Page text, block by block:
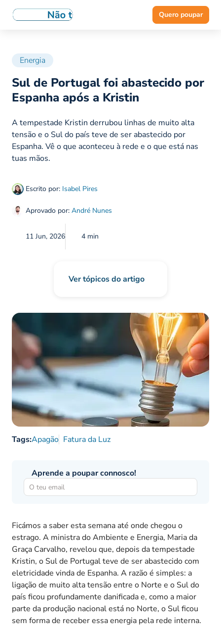
Quero poupar
Energia
Sul de Portugal foi abastecido por
Espanha após a Kristin
Escrito por: Isabel Pires
Aprovado por: André Nunes
11 Jun, 2026 4 min
A tempestade Kristin derrubou linhas de muito alta
tensão e o Sul do país teve de ser abastecido por
Espanha. Vê o que aconteceu à rede e o que está nas
tuas mãos.
Ver tópicos do artigo
Tags:Apagão Fatura da Luz
Aprende a poupar connosco!
Ficámos a saber esta semana até onde chegou o
estrago. A ministra do Ambiente e Energia, Maria da
Graça Carvalho, revelou que, depois da tempestade
Kristin, o Sul de Portugal teve de ser abastecido com
eletricidade vinda de Espanha. A razão é simples: a
ligação de muito alta tensão entre o Norte e o Sul do
país ficou profundamente danificada e, como a maior
parte da produção nacional está no Norte, o Sul ficou
sem forma de receber essa energia pela rede interna.